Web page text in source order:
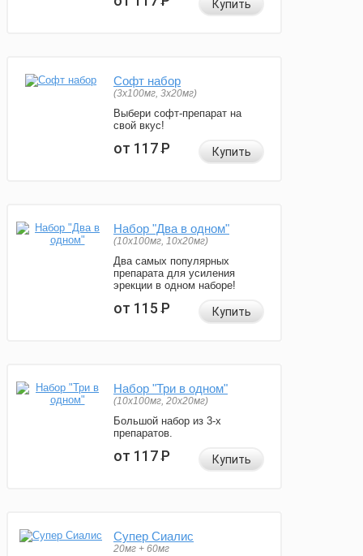
Купить
Софт набор
(3x100мг, 3x20мг)
Выбери софт-препарат на
свой вкус!
от 117Р Купить
Набор "Два в одном"
(10x100мг, 10x20мг)
Два самых популярных
препарата для усиления
эрекции в одном наборе!
от 115Р Купить
Набор "Три в одном"
(10x100мг, 20x20мг)
Большой набор из 3-х
препаратов.
от 117Р Купить
Супер Сиалис
20мг + 60мг